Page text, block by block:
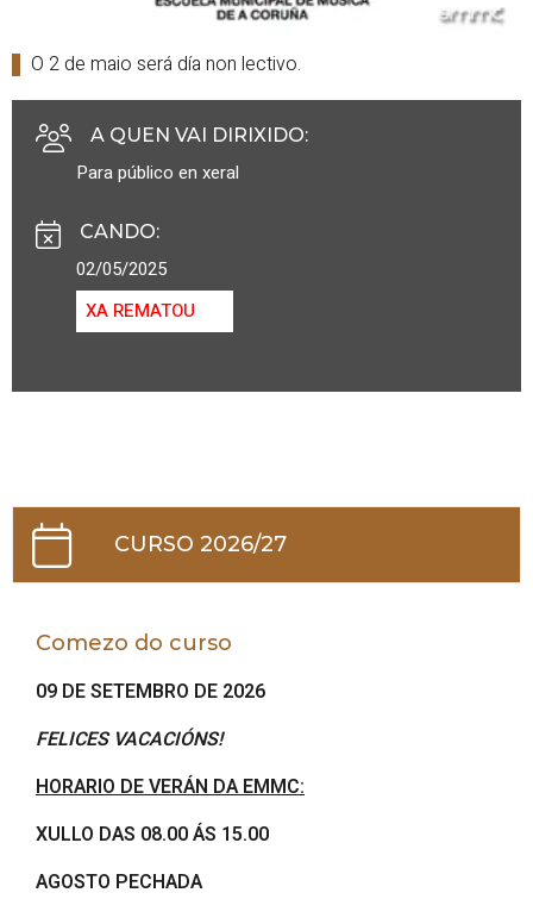
O 2 de maio será día non lectivo.
A QUEN VAI DIRIXIDO:
Para público en xeral
CANDO:
02/05/2025
XA REMATOU
CURSO 2026/27
Comezo do curso
09 DE SETEMBRO DE 2026
FELICES VACACIÓNS!
HORARIO DE VERÁN DA EMMC:
XULLO DAS 08.00 ÁS 15.00
AGOSTO PECHADA